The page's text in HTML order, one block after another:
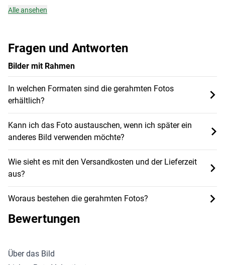
Fragen und Antworten
Bilder mit Rahmen
In welchen Formaten sind die gerahmten Fotos
erhältlich?
Kann ich das Foto austauschen, wenn ich später ein
anderes Bild verwenden möchte?
Wie sieht es mit den Versandkosten und der Lieferzeit
aus?
Woraus bestehen die gerahmten Fotos?
Alle ansehen
Bewertungen
Über das Bild